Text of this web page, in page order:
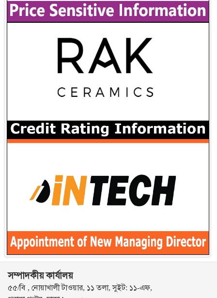
সম্পাদকীয় কার্যালয়
৫৫/বি , নোয়াখালী টাওয়ার, ১১ তলা, সুইট: ১১-এফ,